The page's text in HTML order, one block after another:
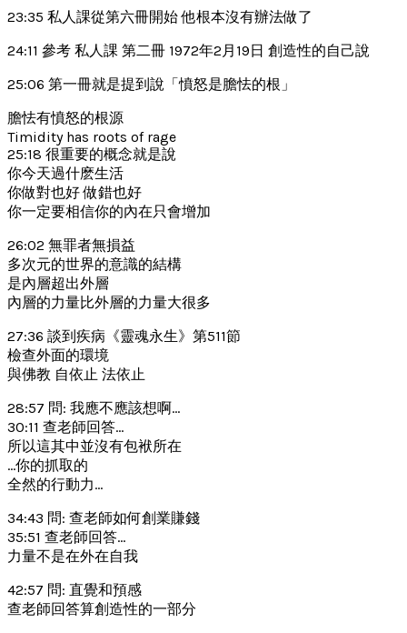
23:35 私人課從第六冊開始 他根本沒有辦法做了
24:11 參考 私人課 第二冊 1972年2月19日 創造性的自己說
25:06 第一冊就是提到說「憤怒是膽怯的根」
膽怯有憤怒的根源
Timidity has roots of rage
25:18 很重要的概念就是說
你今天過什麽生活
你做對也好 做錯也好
你一定要相信你的內在只會增加
26:02 無罪者無損益
多次元的世界的意識的結構
是內層超出外層
內層的力量比外層的力量大很多
27:36 談到疾病《靈魂永生》第511節
檢查外面的環境
與佛教 自依止 法依止
28:57 問: 我應不應該想啊…
30:11 查老師回答…
所以這其中並沒有包袱所在
…你的抓取的
全然的行動力…
34:43 問: 查老師如何創業賺錢
35:51 查老師回答…
力量不是在外在自我
42:57 問: 直覺和預感
查老師回答算創造性的一部分